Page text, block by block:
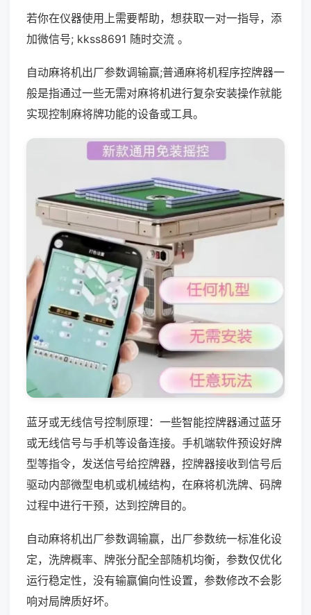
若你在仪器使用上需要帮助，想获取一对一指导，添
加微信号; kkss8691 随时交流 。
自动麻将机出厂参数调输赢;普通麻将机程序控牌器一
般是指通过一些无需对麻将机进行复杂安装操作就能
实现控制麻将牌功能的设备或工具。
蓝牙或无线信号控制原理：一些智能控牌器通过蓝牙
或无线信号与手机等设备连接。手机端软件预设好牌
型等指令，发送信号给控牌器，控牌器接收到信号后
驱动内部微型电机或机械结构，在麻将机洗牌、码牌
过程中进行干预，达到控牌目的。
自动麻将机出厂参数调输赢，出厂参数统一标准化设
定，洗牌概率、牌张分配全部随机均衡，参数仅优化
运行稳定性，没有输赢偏向性设置，参数修改不会影
响对局牌质好坏。